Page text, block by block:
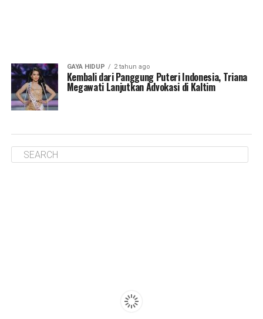
GAYA HIDUP 2 tahun ago
Kembali dari Panggung Puteri Indonesia, Triana
Megawati Lanjutkan Advokasi di Kaltim